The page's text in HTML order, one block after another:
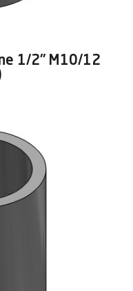
1/2" M10/12